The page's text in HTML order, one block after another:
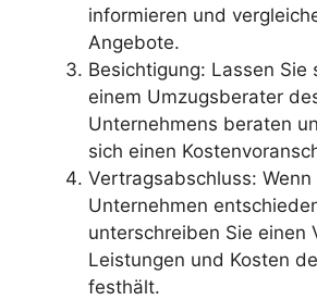
informieren und
Angebote.
Besichtigung: Lassen Sie
einem Umzugsberater
Unternehmens beraten
sich einen
Vertragsabschluss:
Unternehmen
unterschreiben Sie einen
Leistungen und Kosten
festhält.